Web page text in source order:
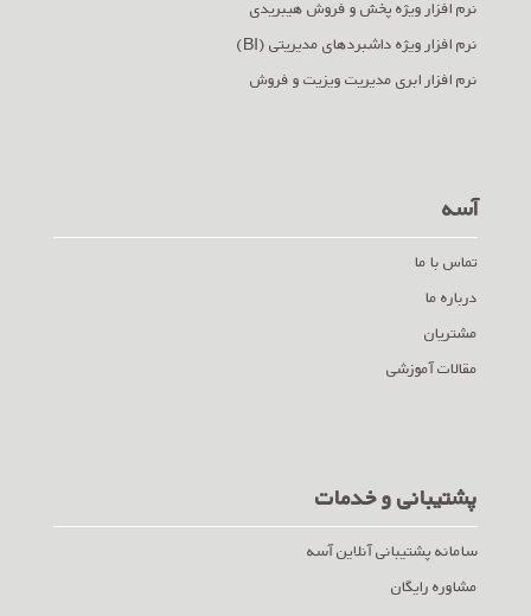
نرم افزار ویژه پخش و فروش هیبریدی
نرم افزار ویژه داشبردهای مدیریتی (BI)
نرم افزار ابری مدیریت ویزیت و فروش
آسه
تماس با ما
درباره ما
مشتریان
مقالات آموزشی
پشتیبانی و خدمات
سامانه پشتیبانی آنلاین آسه
مشاوره رایگان